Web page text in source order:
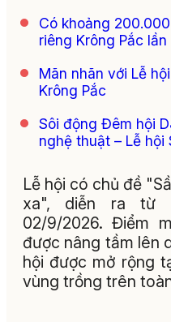
Có khoảng
riêng Krông Pắc lần
Mãn nhãn với Lễ
Krông Pắc
Sôi động Đêm hội
nghệ thuật – Lễ hội
Lễ hội có chủ đề
xa", diễn ra từ
02/9/2026. Điểm
được nâng tầm lên
hội được mở rộng
vùng trồng trên